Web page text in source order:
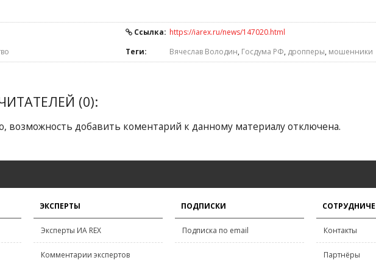
Ссылка: https://iarex.ru/news/147020.html
Теги: Вячеслав Володин, Госдума РФ, дропперы, мошенники
(0):
возможность добавить коментарий к данному материалу отключена.
ЭКСПЕРТЫ
Эксперты ИА REX
Комментарии экспертов
ПОДПИСКИ
Подписка по email Контакты
Партнёры